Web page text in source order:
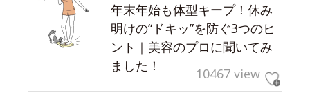
年末年始も体型キープ！休み
明けの“ドキッ”を防ぐ3つのヒ
ント｜美容のプロに聞いてみ
ました！
10467 view